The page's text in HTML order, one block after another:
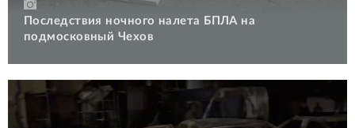
Последствия ночного налета БПЛА на
подмосковный Чехов